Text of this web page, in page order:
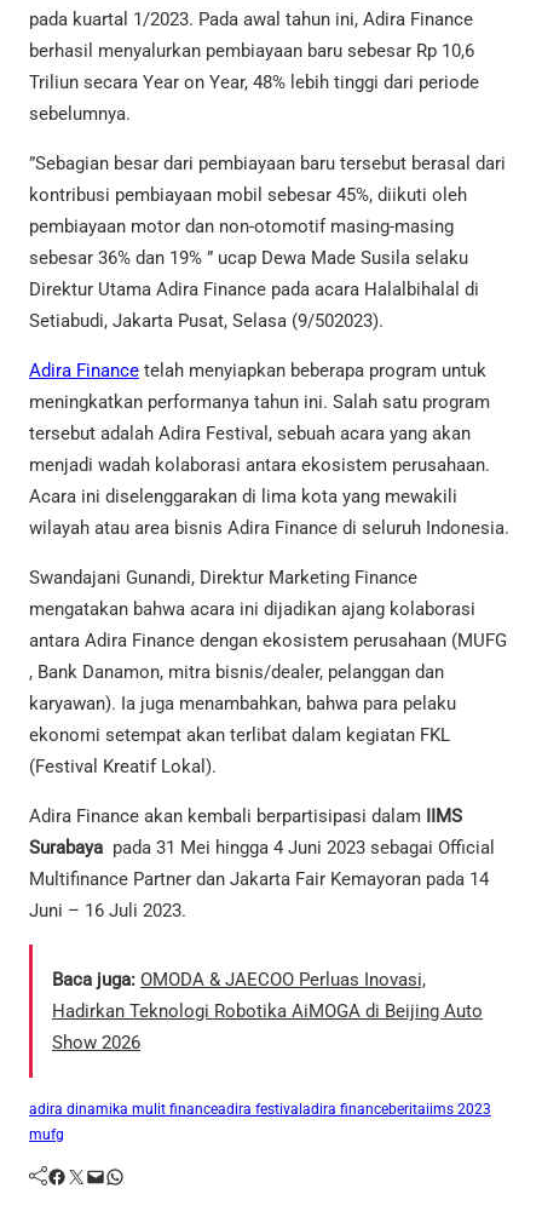
pada kuartal 1/2023. Pada awal tahun ini, Adira Finance
berhasil menyalurkan pembiayaan baru sebesar Rp 10,6
Triliun secara Year on Year, 48% lebih tinggi dari periode
sebelumnya.
”Sebagian besar dari pembiayaan baru tersebut berasal dari
kontribusi pembiayaan mobil sebesar 45%, diikuti oleh
pembiayaan motor dan non-otomotif masing-masing
sebesar 36% dan 19% ” ucap Dewa Made Susila selaku
Direktur Utama Adira Finance pada acara Halalbihalal di
Setiabudi, Jakarta Pusat, Selasa (9/502023).
Adira Finance telah menyiapkan beberapa program untuk
meningkatkan performanya tahun ini. Salah satu program
tersebut adalah Adira Festival, sebuah acara yang akan
menjadi wadah kolaborasi antara ekosistem perusahaan.
Acara ini diselenggarakan di lima kota yang mewakili
wilayah atau area bisnis Adira Finance di seluruh Indonesia.
Swandajani Gunandi, Direktur Marketing Finance
mengatakan bahwa acara ini dijadikan ajang kolaborasi
antara Adira Finance dengan ekosistem perusahaan (MUFG
, Bank Danamon, mitra bisnis/dealer, pelanggan dan
karyawan). Ia juga menambahkan, bahwa para pelaku
ekonomi setempat akan terlibat dalam kegiatan FKL
(Festival Kreatif Lokal).
Adira Finance akan kembali berpartisipasi dalam
IIMS
Surabaya pada 31 Mei hingga 4 Juni 2023 sebagai Official
Multifinance Partner dan Jakarta Fair Kemayoran pada 14
Juni – 16 Juli 2023.
Baca juga: OMODA & JAECOO Perluas Inovasi,
Hadirkan Teknologi Robotika AiMOGA di Beijing Auto
Show 2026
adira dinamika mulit financeadira festivaladira financeberitaiims 2023
mufg
Facebook Twitter Mail WhatsApp